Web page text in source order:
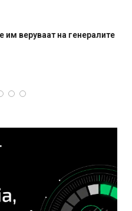
веруваат на генералите